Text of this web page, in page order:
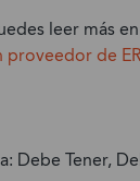
leer más
de
Debe Tener,